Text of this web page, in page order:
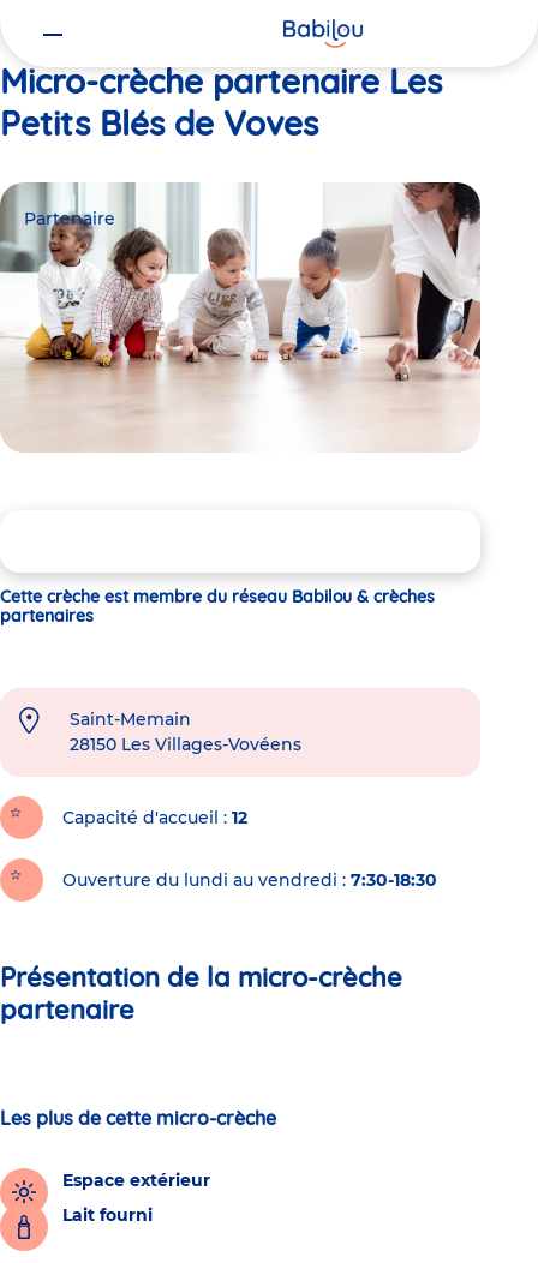
Micro-crèche partenaire Les
Petits Blés de Voves
Partenaire
Cette crèche est membre du réseau Babilou & crèches
partenaires
Saint-Memain
28150 Les Villages-Vovéens
Capacité d'accueil 12
Ouverture du lundi au vendredi : 7:30-18:30
Présentation de la micro-crèche
partenaire
Les plus de cette micro-crèche
Espace extérieur
Lait fourni